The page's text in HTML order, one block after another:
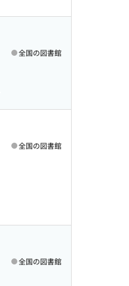
全国の図書館
全国の図書館
全国の図書館